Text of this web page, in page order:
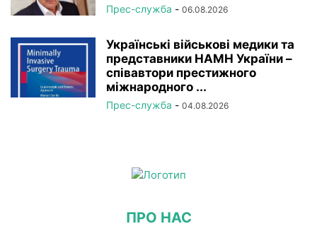
Прес-служба - 06.08.2026
Українські військові медики та
представники НАМН України –
співавтори престижного
міжнародного ...
Прес-служба - 04.08.2026
ПРО НАС